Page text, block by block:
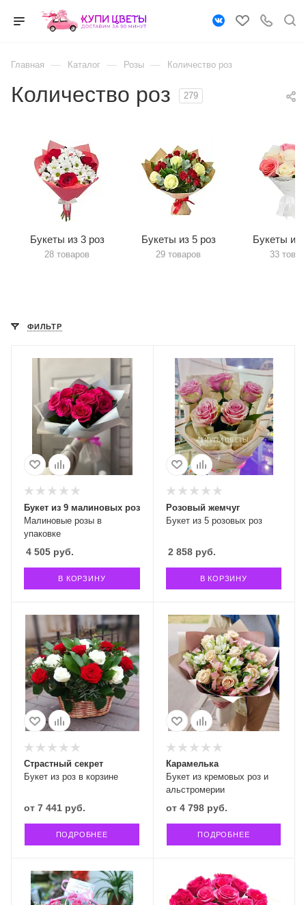
Главная — Каталог — Розы — Количество роз
Количество роз 279
Букеты из 3 роз
28 товаров
Букеты из 5 роз
29 товаров
Букеты из
33
ФИЛЬТР
Малиновые розы в
упаковке
Букет из 9 малиновых роз
4 505 руб.
В КОРЗИНУ
Букет из 5 розовых роз
Розовый жемчуг
2 858руб.
В КОРЗИНУ
Букет из роз в корзине
Страстный секрет
от 7 441 руб.
ПОДРОБНЕЕ
Букет из кремовых роз и
альстромерии
Карамелька
от 4 798 руб.
ПОДРОБНЕЕ